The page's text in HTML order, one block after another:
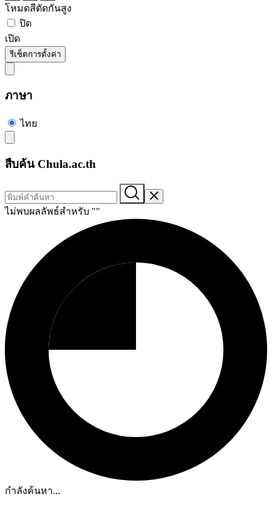
โหมดสีตัดกันสูง
ปิด
เปิด
รีเซ็ตการตั้งค่า
ภาษา
ไทย
สืบค้น Chula.ac.th
ไม่พบผลลัพธ์สำหรับ ""
กำลังค้นหา...